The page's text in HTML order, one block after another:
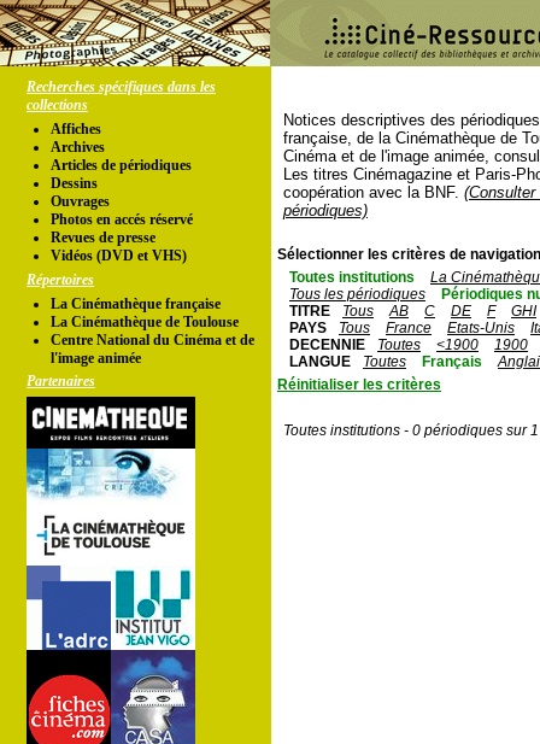
Recherches spécifiques dans les
collections
Affiches
Archives
Articles de périodiques
Dessins
Ouvrages
Photos en accés réservé
Revues de presse
Vidéos (DVD et VHS)
Répertoires
La Cinémathèque française
La Cinémathèque de Toulouse
Centre National du Cinéma et de
l'image animée
Partenaires
Notices descriptives des
française, de la Cinémathèque de
Cinéma et de l'image animée,
Les titres Cinémagazine et Paris-
coopération avec la BNF.
périodiques)
Sélectionner les critères de
Toutes institutions
La
Tous les périodiques
Périodiques
TITRE
Tous AB C DE F
GHI
PAYS
Tous France Etats-Unis
DECENNIE
Toutes <1900
1900
LANGUE
Toutes Français
Réinitialiser les critères
Toutes institutions - 0 périodiques sur